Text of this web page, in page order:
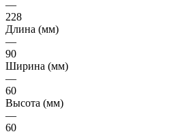
—
228
Длина (мм)
—
90
Ширина (мм)
—
60
Высота (мм)
—
60